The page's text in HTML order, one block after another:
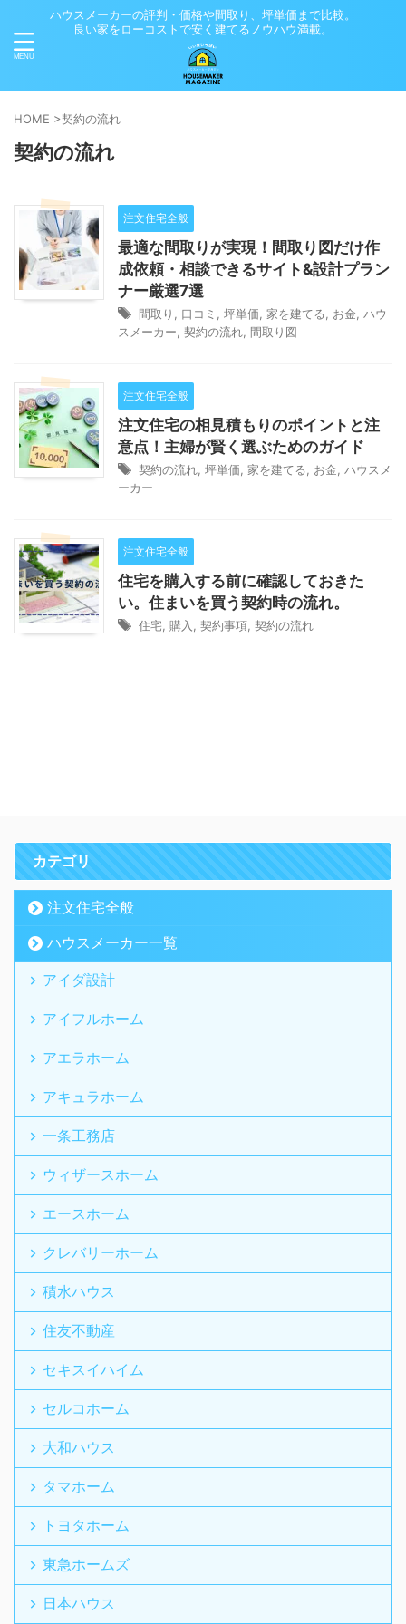
ハウスメーカーの評判・価格や間取り、坪単価まで比較。
良い家をローコストで安く建てるノウハウ満載。
HOME >契約の流れ
契約の流れ
注文住宅全般
最適な間取りが実現！間取り図だけ作
成依頼・相談できるサイト&設計プラン
ナー厳選7選
間取り 口コミ 坪単価 家を建てる お金 ハウ
スメーカー 契約の流れ 間取り図
注文住宅全般
注文住宅の相見積もりのポイントと注
意点！主婦が賢く選ぶためのガイド
契約の流れ 坪単価 家を建てる お金 ハウスメ
ーカー
注文住宅全般
住宅を購入する前に確認しておきた
い。住まいを買う契約時の流れ。
住宅 購入 契約事項 契約の流れ
カテゴリ
注文住宅全般
ハウスメーカー一覧
アイダ設計
アイフルホーム
アエラホーム
アキュラホーム
一条工務店
ウィザースホーム
エースホーム
クレバリーホーム
積水ハウス
住友不動産
セキスイハイム
セルコホーム
大和ハウス
タマホーム
トヨタホーム
東急ホームズ
日本ハウス